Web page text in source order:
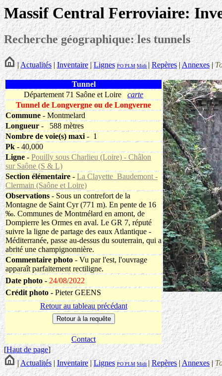
Massif Central Ferroviaire:
Recherche géographique: les tunnels
|Actualités| Inventaire|Lignes POPLM Midi |Repères|Annexes|
Tunnel
Département 71 Saône et Loire carte
Tunnel de Longvergne ou de Longverne
Commune - Montmelard
Longueur -
588 mètres
Nombre de voie(s) maxi - 1
Pk - 40,000
Ligne - Pouilly sous Charlieu (Loire) - Châlon
sur Saône (S & L)
Section élémentaire - La Clayette_Baudemont -
Clermain (Saône et Loire)
Observations - Sous un contrefort de la
Montagne de Saint Cyr (771 m). En pente de 16
‰. Communes de Montmélard en amont, de
Dompierre les Ormes en aval. Le GR 7, réputé
suivre la ligne de partage des eaux Atlantique -
Méditerranée, passe au-dessus du souterrain, qui a
abrité une champignonnière.
Commentaire photo - Vu par l'est, l'ouvrage
apparaît parfaitement rectiligne.
Date photo - 24/08/2022
Crédit photo - Pieter GEENS
Retour au tableau précédant
Contact
[Haut de page]
|Actualités| Inventaire|Lignes POPLM Midi |Repères|Annexes|